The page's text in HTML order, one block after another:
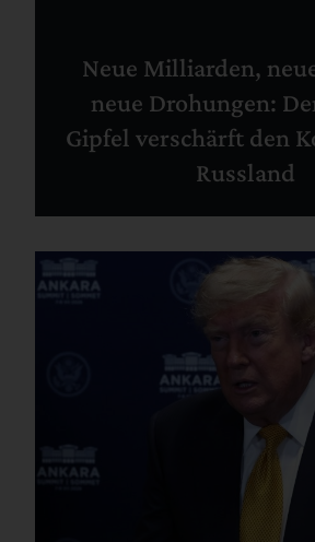
Neue Milliarden,
neue Drohungen:
Gipfel verschärft den
Russland